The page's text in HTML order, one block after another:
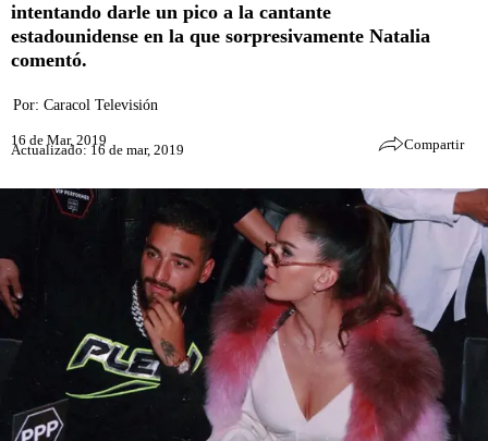
intentando darle un pico a la cantante
estadounidense en la que sorpresivamente Natalia
comentó.
Por: Caracol Televisión
16 de Mar, 2019
Actualizado: 16 de mar, 2019 Compartir